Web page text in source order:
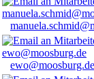
ewo@moosburg.de